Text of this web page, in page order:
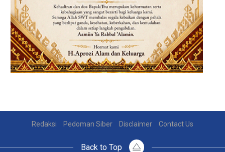
Redaksi Pedoman Siber Disclaimer Contact Us
Back to Top